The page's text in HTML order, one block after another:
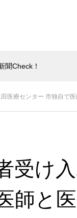
聞Check！
医療センター 市独自で
受け
師と